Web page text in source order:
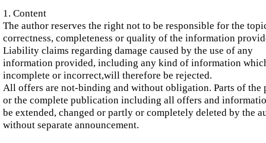
1. Content
The author reserves the right not to be responsible for the
correctness, completeness or quality of the information
Liability claims regarding damage caused by the use of any
information provided, including any kind of information
incomplete or incorrect,will therefore be rejected.
All offers are not-binding and without obligation. Parts of the
or the complete publication including all offers and
be extended, changed or partly or completely deleted by the
without separate announcement.